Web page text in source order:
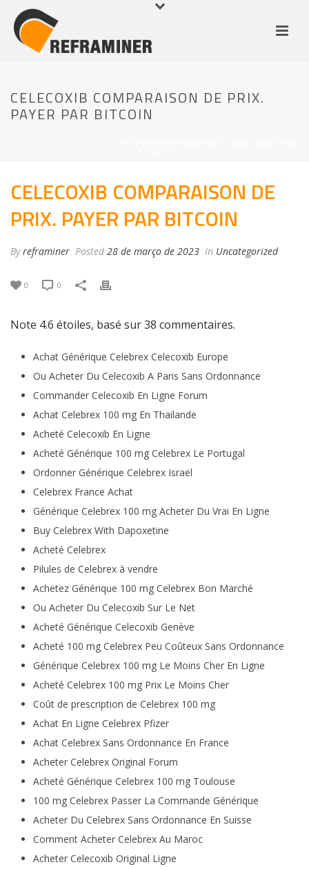
CELECOXIB COMPARAISON DE PRIX.
PAYER PAR BITCOIN
CELECOXIB COMPARAISON DE
PRIX. PAYER PAR BITCOIN
Byreframiner Posted 28 de março de 2023 In Uncategorized
0 0
Note 4.6 étoiles, basé sur38 commentaires.
Achat Générique Celebrex Celecoxib Europe
Ou Acheter Du Celecoxib A Paris Sans Ordonnance
Commander Celecoxib En Ligne Forum
Achat Celebrex 100 mg En Thailande
Acheté Celecoxib En Ligne
Acheté Générique 100 mg Celebrex Le Portugal
Ordonner Générique Celebrex Israël
Celebrex France Achat
Générique Celebrex 100 mg Acheter Du Vrai En Ligne
Buy Celebrex With Dapoxetine
Acheté Celebrex
Pilules de Celebrex à vendre
Achetez Générique 100 mg Celebrex Bon Marché
Ou Acheter Du Celecoxib Sur Le Net
Acheté Générique Celecoxib Genève
Acheté 100 mg Celebrex Peu Coûteux Sans Ordonnance
Générique Celebrex 100 mg Le Moins Cher En Ligne
Acheté Celebrex 100 mg Prix Le Moins Cher
Coût de prescription de Celebrex 100 mg
Achat En Ligne Celebrex Pfizer
Achat Celebrex Sans Ordonnance En France
Acheter Celebrex Original Forum
Acheté Générique Celebrex 100 mg Toulouse
100 mg Celebrex Passer La Commande Générique
Acheter Du Celebrex Sans Ordonnance En Suisse
Comment Acheter Celebrex Au Maroc
Acheter Celecoxib Original Ligne